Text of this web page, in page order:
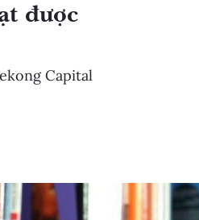
được
Capital